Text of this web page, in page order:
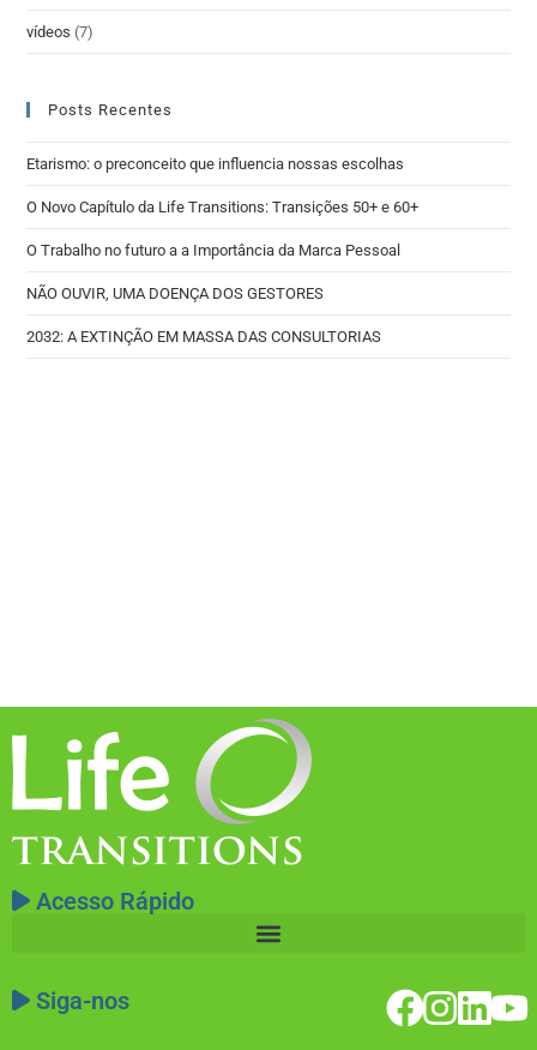
vídeos (7)
Posts Recentes
Etarismo: o preconceito que influencia nossas escolhas
O Novo Capítulo da Life Transitions: Transições 50+ e 60+
O Trabalho no futuro a a Importância da Marca Pessoal
NÃO OUVIR, UMA DOENÇA DOS GESTORES
2032: A EXTINÇÃO EM MASSA DAS CONSULTORIAS
Acesso Rápido
Siga-nos